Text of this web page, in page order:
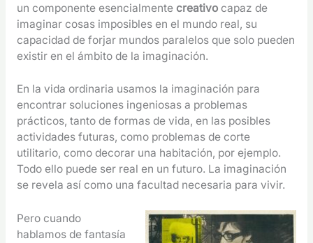
un componente esencialmente creativo capaz de
imaginar cosas imposibles en el mundo real, su
capacidad de forjar mundos paralelos que solo pueden
existir en el ámbito de la imaginación.
En la vida ordinaria usamos la imaginación para
encontrar soluciones ingeniosas a problemas
prácticos, tanto de formas de vida, en las posibles
actividades futuras, como problemas de corte
utilitario, como decorar una habitación, por ejemplo.
Todo ello puede ser real en un futuro. La imaginación
se revela así como una facultad necesaria para vivir.
Pero cuando
hablamos de fantasía